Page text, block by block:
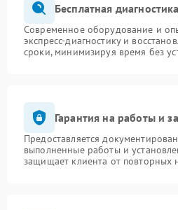
Бесплатная
Современное оборудование и
экспресс-диагностику и
сроки, минимизируя время без
Гарантия на работы и
Предоставляется
выполненные работы и
защищает клиента от повторных